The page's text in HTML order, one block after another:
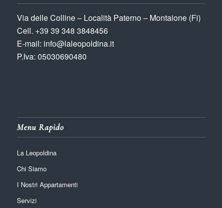
Via delle Colline – Località Paterno – Montaione (Fi)
Cell. +39 39 348 3848456
E-mail: info@laleopoldina.it
P.Iva: 05030690480
Menu Rapido
La Leopoldina
Chi Siamo
I Nostri Appartamenti
Servizi